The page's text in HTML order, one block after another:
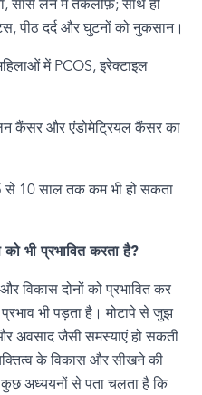
,साँस लेने में तकलीफ़;साथ ही
,पीठ दर्द और घुटनों को नुकसान।
में PCOS,इरेक्टाइल
कैंसर और एंडोमेट्रियल कैंसर का
से 10साल तक कम भी हो सकता
को भी प्रभावित करता है?
और विकास दोनों को प्रभावित कर
भी पड़ता है। मोटापे से जुझ
अवसाद जैसी समस्याएं हो सकती
के विकास और सीखने की
अध्ययनों से पता चलता है कि